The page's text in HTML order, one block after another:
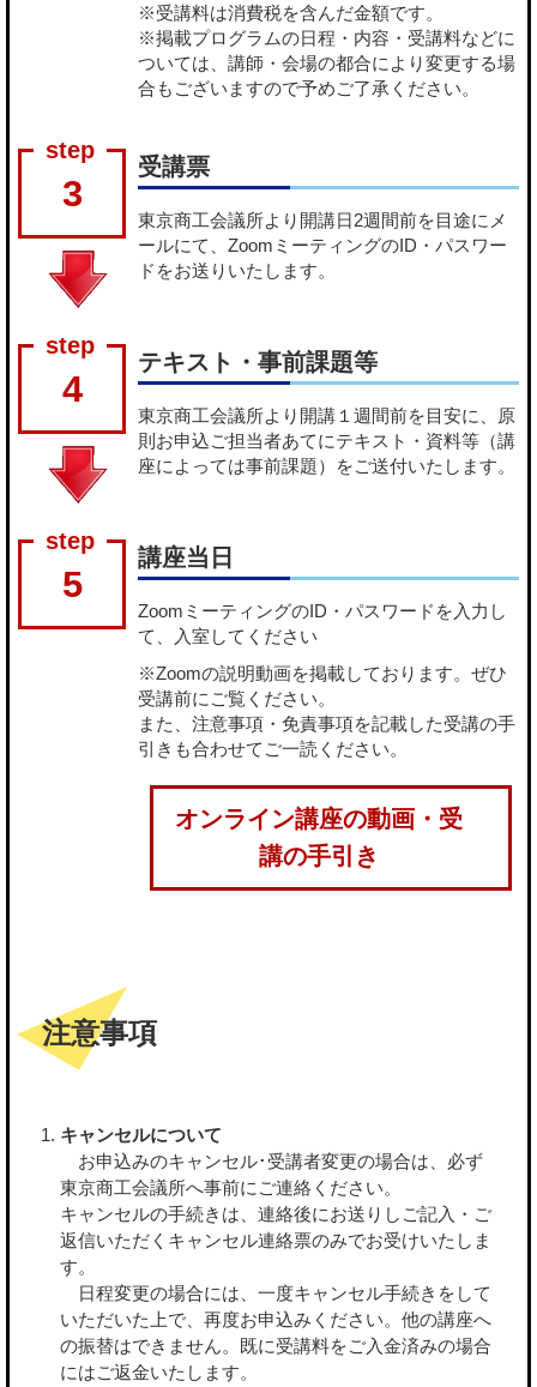
※受講料は消費税を含んだ金額です。
※掲載プログラムの日程・内容・受講料などに
ついては、講師・会場の都合により変更する場
合もございますので予めご了承ください。
3
受講票
東京商工会議所より開講日2週間前を目途にメ
ールにて、ZoomミーティングのID・パスワー
ドをお送りいたします。
4
テキスト・事前課題等
東京商工会議所より開講１週間前を目安に、原
則お申込ご担当者あてにテキスト・資料等（講
座によっては事前課題）をご送付いたします。
5
講座当日
ZoomミーティングのID・パスワードを入力し
て、入室してください
※Zoomの説明動画を掲載しております。ぜひ
受講前にご覧ください。
また、注意事項・免責事項を記載した受講の手
引きも合わせてご一読ください。
オンライン講座の動画・受
講の手引き
注意事項
キャンセルについて
お申込みのキャンセル･受講者変更の場合は、必ず
東京商工会議所へ事前にご連絡ください。
キャンセルの手続きは、連絡後にお送りしご記入・ご
返信いただくキャンセル連絡票のみでお受けいたしま
す。
日程変更の場合には、一度キャンセル手続きをして
いただいた上で、再度お申込みください。他の講座へ
の振替はできません。既に受講料をご入金済みの場合
にはご返金いたします。